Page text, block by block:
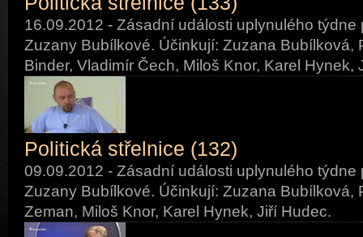
16.09.2012 - Zásadní události uplynulého týdne
Zuzany Bubílkové. Účinkují: Zuzana Bubílková,
Binder, Vladimír Čech, Miloš Knor, Karel Hynek,
Politická střelnice (132)
09.09.2012 - Zásadní události uplynulého týdne
Zuzany Bubílkové. Účinkují: Zuzana Bubílková,
Zeman, Miloš Knor, Karel Hynek, Jiří Hudec.